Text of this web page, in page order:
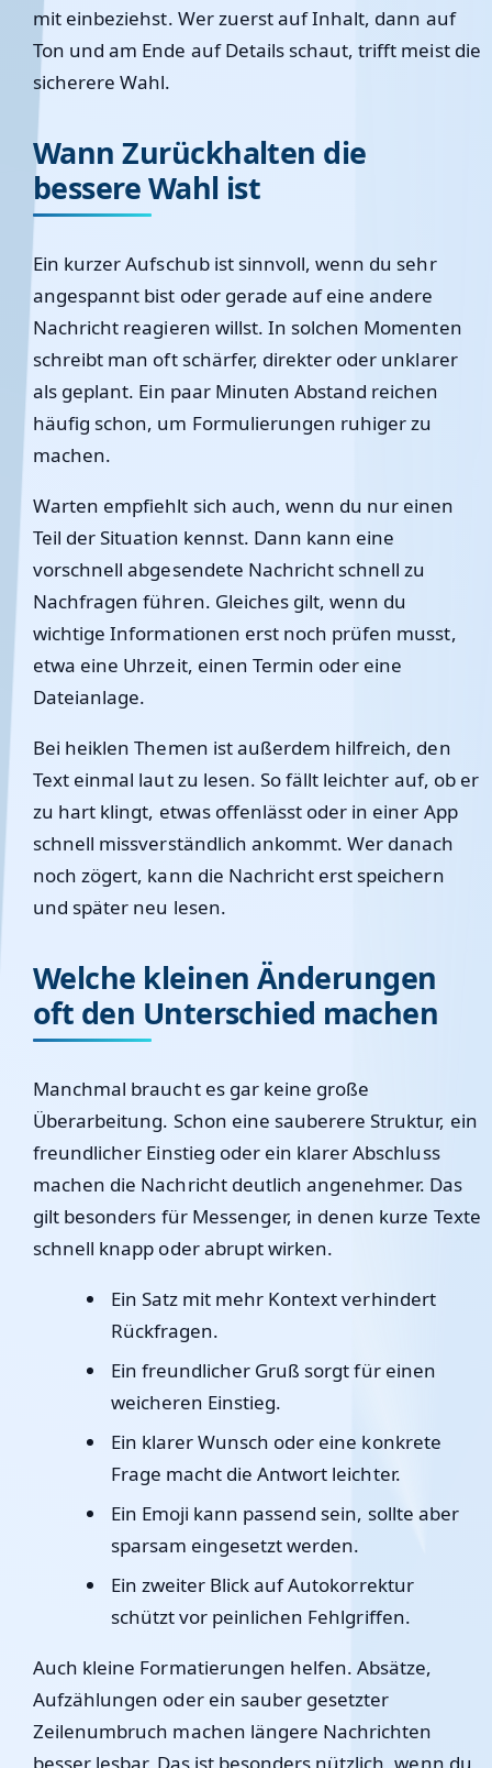
mit einbeziehst. Wer zuerst auf Inhalt, dann auf
Ton und am Ende auf Details schaut, trifft meist die
sicherere Wahl.
Wann Zurückhalten die
bessere Wahl ist
Ein kurzer Aufschub ist sinnvoll, wenn du sehr
angespannt bist oder gerade auf eine andere
Nachricht reagieren willst. In solchen Momenten
schreibt man oft schärfer, direkter oder unklarer
als geplant. Ein paar Minuten Abstand reichen
häufig schon, um Formulierungen ruhiger zu
machen.
Warten empfiehlt sich auch, wenn du nur einen
Teil der Situation kennst. Dann kann eine
vorschnell abgesendete Nachricht schnell zu
Nachfragen führen. Gleiches gilt, wenn du
wichtige Informationen erst noch prüfen musst,
etwa eine Uhrzeit, einen Termin oder eine
Dateianlage.
Bei heiklen Themen ist außerdem hilfreich, den
Text einmal laut zu lesen. So fällt leichter auf, ob er
zu hart klingt, etwas offenlässt oder in einer App
schnell missverständlich ankommt. Wer danach
noch zögert, kann die Nachricht erst speichern
und später neu lesen.
Welche kleinen Änderungen
oft den Unterschied machen
Manchmal braucht es gar keine große
Überarbeitung. Schon eine sauberere Struktur, ein
freundlicher Einstieg oder ein klarer Abschluss
machen die Nachricht deutlich angenehmer. Das
gilt besonders für Messenger, in denen kurze Texte
schnell knapp oder abrupt wirken.
Ein Satz mit mehr Kontext verhindert
Rückfragen.
Ein freundlicher Gruß sorgt für einen
weicheren Einstieg.
Ein klarer Wunsch oder eine konkrete
Frage macht die Antwort leichter.
Ein Emoji kann passend sein, sollte aber
sparsam eingesetzt werden.
Ein zweiter Blick auf Autokorrektur
schützt vor peinlichen Fehlgriffen.
Auch kleine Formatierungen helfen. Absätze,
Aufzählungen oder ein sauber gesetzter
Zeilenumbruch machen längere Nachrichten